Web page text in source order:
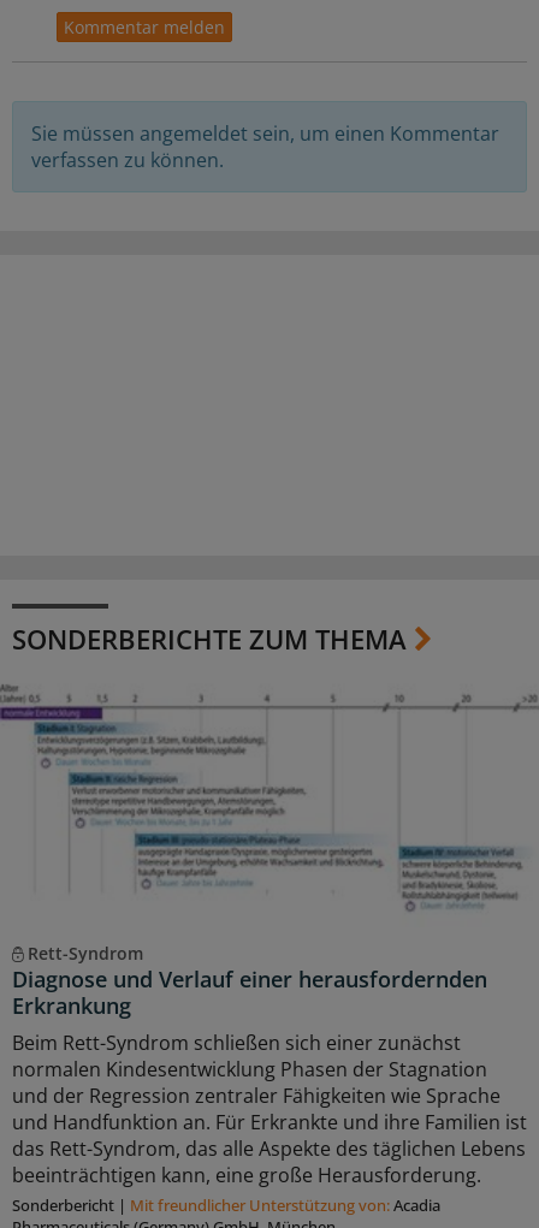
Sie müssen angemeldet sein, um einen Kommentar
verfassen zu können.
SONDERBERICHTE ZUM THEMA
Rett-Syndrom
Diagnose und Verlauf einer herausfordernden
Erkrankung
Beim Rett-Syndrom schließen sich einer zunächst
normalen Kindesentwicklung Phasen der Stagnation
und der Regression zentraler Fähigkeiten wie Sprache
und Handfunktion an. Für Erkrankte und ihre Familien ist
das Rett-Syndrom, das alle Aspekte des täglichen Lebens
beeinträchtigen kann, eine große Herausforderung.
Sonderbericht | Mit freundlicher Unterstützung von:Acadia